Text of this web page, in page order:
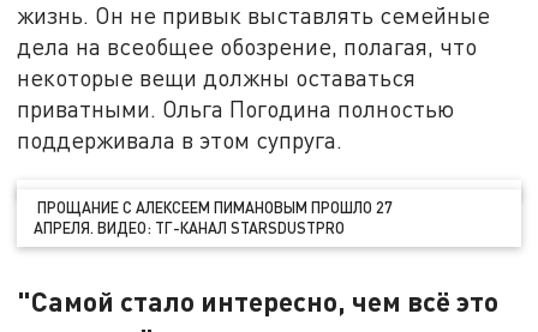
жизнь. Он не привык выставлять семейные
дела на всеобщее обозрение, полагая, что
некоторые вещи должны оставаться
приватными. Ольга Погодина полностью
поддерживала в этом супруга.
ПРОЩАНИЕ С АЛЕКСЕЕМ ПИМАНОВЫМ ПРОШЛО 27
АПРЕЛЯ. ВИДЕО: ТГ-КАНАЛ STARSDUSTPRO
"Самой стало интересно, чем всё это